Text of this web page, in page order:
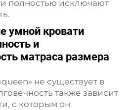
полностью исключают
умной кровати
и
матраса размера
не существует в
также зависит
с которым он